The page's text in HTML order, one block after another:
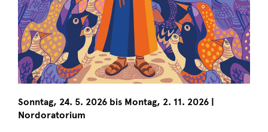
Sonntag, 24. 5. 2026 bis Montag, 2. 11. 2026
Nordoratorium